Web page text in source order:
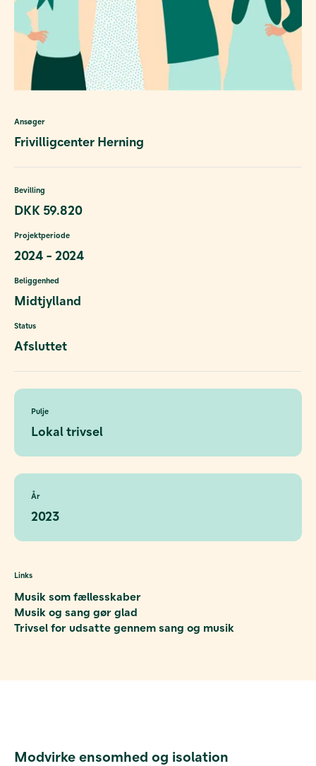
Ansøger
Frivilligcenter Herning
Bevilling
DKK 59.820
Projektperiode
2024 - 2024
Beliggenhed
Midtjylland
Status
Afsluttet
Pulje
Lokal trivsel
År
2023
Links
Musik som fællesskaber
Musik og sang gør glad
Trivsel for udsatte gennem sang og musik
Modvirke ensomhed og isolation